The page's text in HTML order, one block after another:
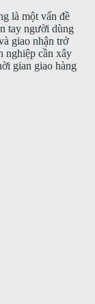
là một vấn đề
tay người dùng
giao nhận trở
nghiệp cần xây
gian giao hàng